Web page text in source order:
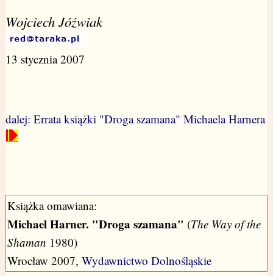
Wojciech Jóźwiak
13 stycznia 2007
dalej: Errata książki "Droga szamana" Michaela Harnera
Książka omawiana:
Michael Harner. "Droga szamana" (The Way of the
Shaman 1980)
Wrocław 2007, Wydawnictwo Dolnośląskie